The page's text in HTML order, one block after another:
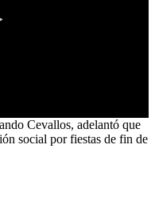
Cevallos, adelantó que
social por fiestas de fin de